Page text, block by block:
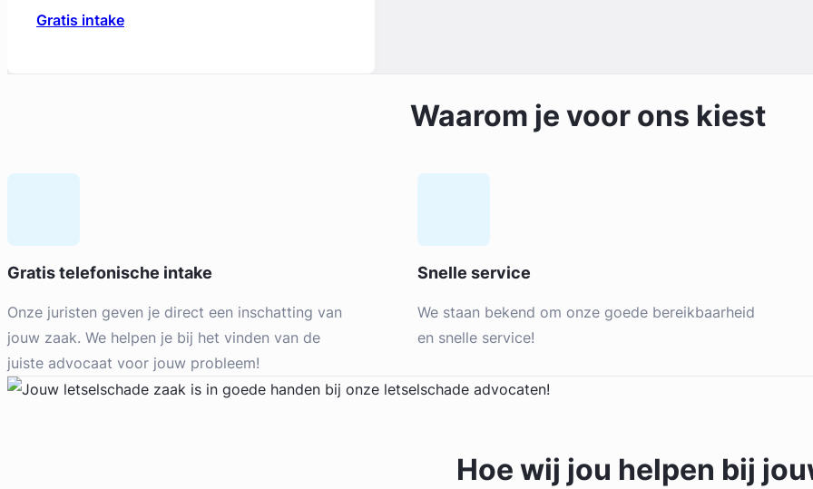
Gratis intake
RWV Advocaten
Erfrecht Advocaat
Meer dan 5 jaar ervaring
Provincie Zuid-Holland
Waarom je voor ons kiest
Gratis telefonische intake
Onze juristen geven je direct een inschatting van
jouw zaak. We helpen je bij het vinden van de
juiste advocaat voor jouw probleem!
Snelle service
We staan bekend om onze goede bereikbaarheid
en snelle service!
Hoe wij jou helpen bij